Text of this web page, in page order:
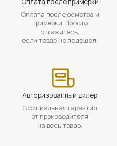
Оплата после осмотра и
примерки. Просто
откажитесь,
если товар не подошел.
Авторизованный дилер
Официальная гарантия
от производителя
на весь товар.